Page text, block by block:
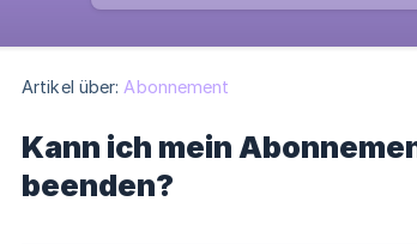
Artikel über: Abonnement
Kann ich mein
beenden?